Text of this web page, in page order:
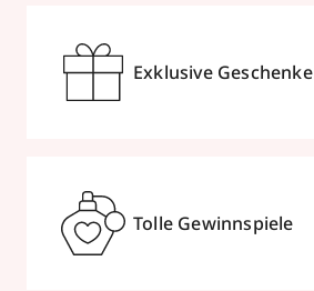
Exklusive Geschenke
Tolle Gewinnspiele